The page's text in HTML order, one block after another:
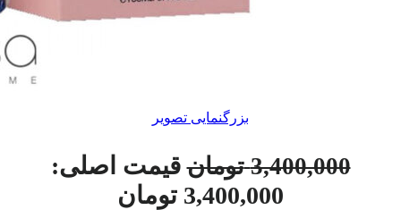
بزرگنمایی تصویر
3,400,000 تومان قیمت اصلی:
3,400,000 تومان